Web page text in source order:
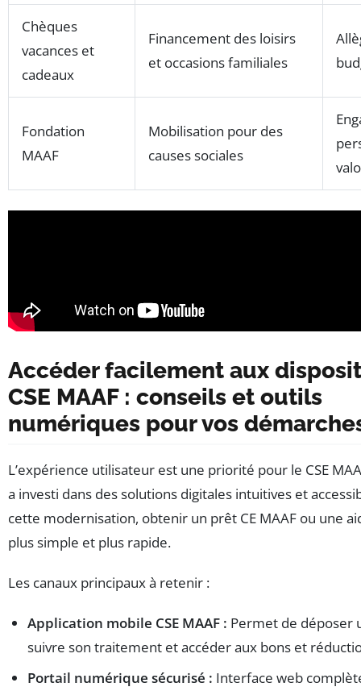
Chèques
vacances et
cadeaux
Financement des loisirs
et occasions familiales
Fondation
MAAF
Mobilisation pour des
causes sociales
Accéder facilement aux
CSE MAAF : conseils et outils
numériques pour vos
L’expérience utilisateur est une priorité pour le CSE
a investi dans des solutions digitales intuitives et
cette modernisation, obtenir un prêt CE MAAF ou une
plus simple et plus rapide.
Les canaux principaux à retenir :
Application mobile CSE MAAF : Permet de déposer
suivre son traitement et accéder aux bons et
Portail numérique sécurisé : Interface web